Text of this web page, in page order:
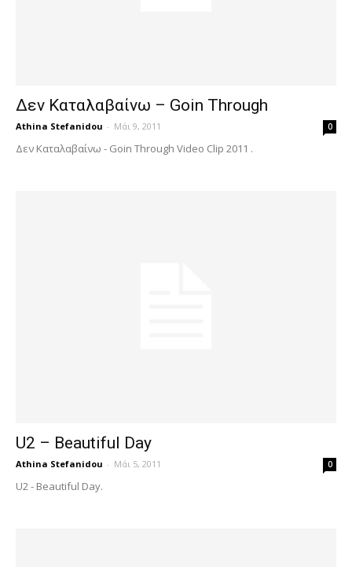
Δεν Καταλαβαίνω – Goin Through
Athina Stefanidou - Μάι 9, 2011 0
Δεν Καταλαβαίνω - Goin Through Video Clip 2011 .
U2 – Beautiful Day
Athina Stefanidou - Μάι 5, 2011 0
U2 - Beautiful Day.